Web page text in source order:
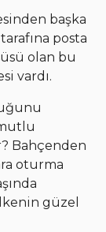
başka
posta
olan bu
vardı.
Bahçenden
oturma
güzel